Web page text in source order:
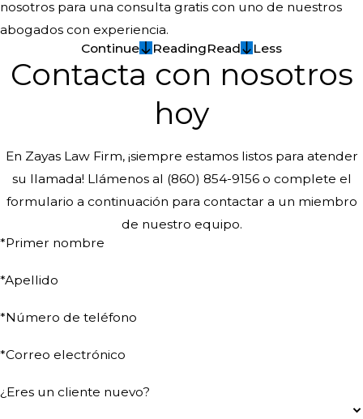
nosotros para una consulta gratis con uno de nuestros
abogados con experiencia.
Continue
ReadingRead Less
Contacta con nosotros
hoy
En Zayas Law Firm, ¡siempre estamos listos para atender
su llamada! Llámenos al (860) 854-9156o complete el
formulario a continuación para contactar a un miembro
de nuestro equipo.
*Primer nombre
*Apellido
*Número de teléfono
*Correo electrónico
¿Eres un cliente nuevo?